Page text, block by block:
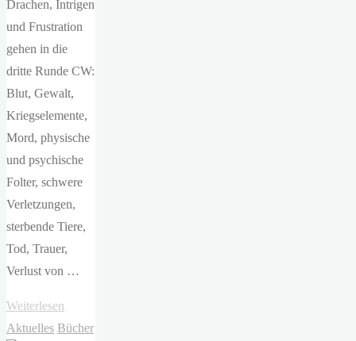
Drachen, Intrigen
und Frustration
gehen in die
dritte Runde CW:
Blut, Gewalt,
Kriegselemente,
Mord, physische
und psychische
Folter, schwere
Verletzungen,
sterbende Tiere,
Tod, Trauer,
Verlust von …
Weiterlesen
Yarros
Aktuelles Bücher